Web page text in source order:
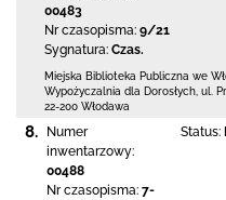
00483
Nr czasopisma: 9/21
Sygnatura: Czas.
Miejska Biblioteka Publiczna we
Wypożyczalnia dla Dorosłych, ul.
22-200 Włodawa
8.
Numer
inwentarzowy:
00488
Nr czasopisma: 7-
Status: